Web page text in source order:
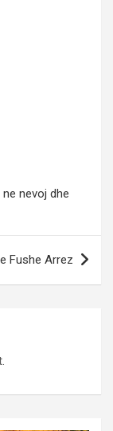
nevoj dhe
Fushe Arrez